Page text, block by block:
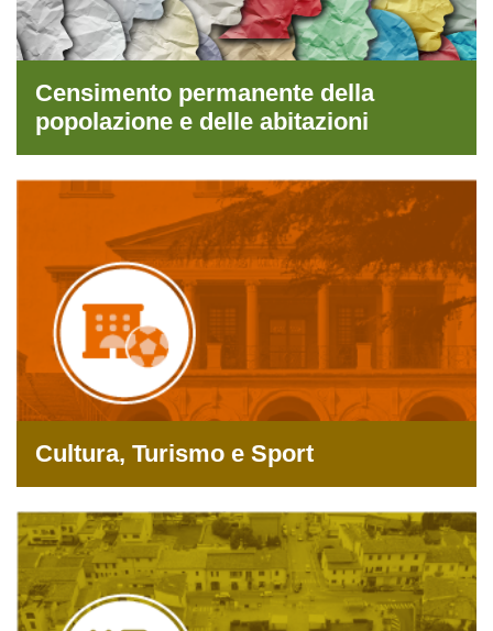
Censimento permanente della
popolazione e delle abitazioni
Cultura, Turismo e Sport